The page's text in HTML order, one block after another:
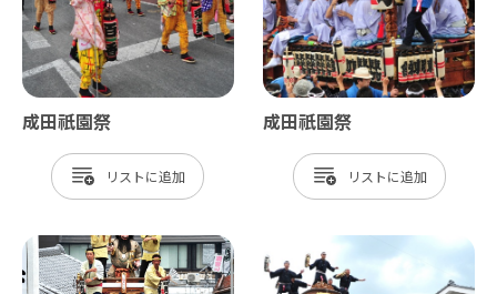
成田祇園祭
リスト
成田祇園祭
リスト